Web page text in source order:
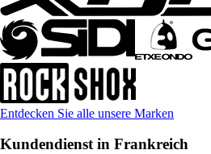
Entdecken Sie alle unsere Marken
Kundendienst in Frankreich